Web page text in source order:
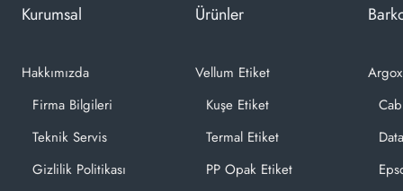
Kurumsal
Hakkımızda
Firma Bilgileri
Teknik Servis
Gizlilik Politikası
Ürünler
Vellum Etiket
Kuşe Etiket
Termal Etiket
PP Opak Etiket